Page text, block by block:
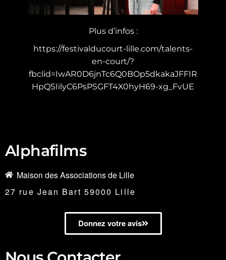
Plus d’infos :
https://festivalducourt-lille.com/talents-
en-court/?
fbclid=IwAR0D6jnTc6Q0BOp5dkakaJFFIR
HpQSIilyC6PsPSGFT4X0hyH69-xg_FvUE
Alphafilms
Maison des Associations de Lille
27 rue Jean Bart 59000 Lille
Donnez votre avis